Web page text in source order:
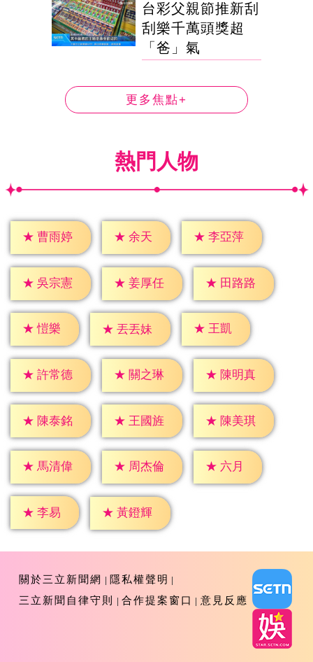
台彩父親節推新刮
刮樂千萬頭獎超
「爸」氣
更多焦點+
熱門人物
★ 曹雨婷 ★ 余天 ★ 李亞萍
★ 吳宗憲 ★ 姜厚任 ★ 田路路
★ 愷樂 ★ 丟丟妹 ★ 王凱
★ 許常德 ★ 關之琳 ★ 陳明真
★ 陳泰銘 ★ 王國旌 ★ 陳美琪
★ 馬清偉 ★ 周杰倫 ★ 六月
★ 李易 ★ 黃鐙輝
關於三立新聞網
隱私權聲明
三立新聞自律守則
合作提案窗口 意見反應